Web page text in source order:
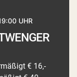
UHR
€ 16,-